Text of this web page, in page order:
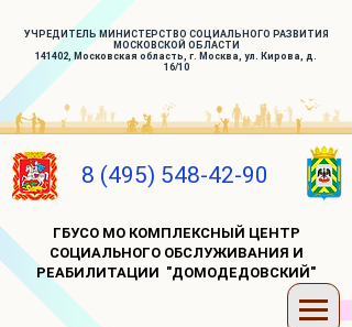
УЧРЕДИТЕЛЬ МИНИСТЕРСТВО СОЦИАЛЬНОГО РАЗВИТИЯ
МОСКОВСКОЙ ОБЛАСТИ
141402, Московская область, г. Москва, ул. Кирова, д.
16/10
8 (495) 548-42-90
ГБУСО МО КОМПЛЕКСНЫЙ ЦЕНТР
СОЦИАЛЬНОГО ОБСЛУЖИВАНИЯ И
РЕАБИЛИТАЦИИ "ДОМОДЕДОВСКИЙ"